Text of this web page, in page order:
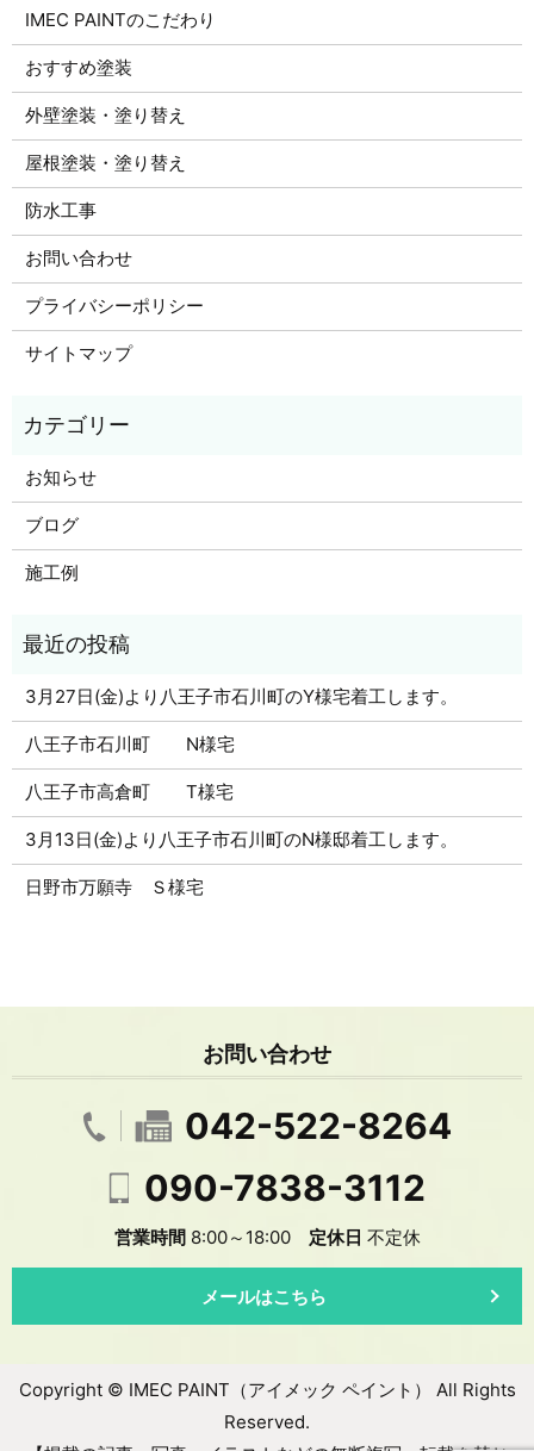
IMEC PAINTのこだわり
おすすめ塗装
外壁塗装・塗り替え
屋根塗装・塗り替え
防水工事
お問い合わせ
プライバシーポリシー
サイトマップ
お知らせ
ブログ
施工例
3月27日(金)より八王子市石川町のY様宅着工します。
八王子市石川町 N様宅
八王子市高倉町 T様宅
3月13日(金)より八王子市石川町のN様邸着工します。
日野市万願寺 Ｓ様宅
お問い合わせ
042-522-8264
090-7838-3112
営業時間 8:00～18:00 定休日 不定休
メールはこちら
Copyright © IMEC PAINT（アイメック ペイント） All Rights
Reserved.